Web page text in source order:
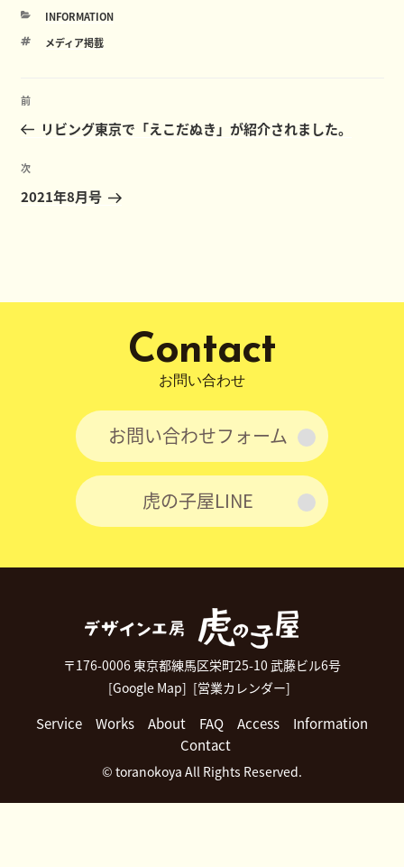
カ
ゴ
INFORMATION
タ
メディア掲載
投
稿
ナ
ビ
ゲ
前
の
稿
前
リビング東京で「えこだぬき」が紹介されました。
次
の
次
2021年8月号
Contact
お問い合わせ
お問い合わせフォーム
虎の子屋LINE
〒176-0006 東京都練馬区栄町25-10 武藤ビル6号
[Google Map] [営業カレンダー]
Service Works About FAQ Access
Information
Contact
© toranokoya All Rights Reserved.